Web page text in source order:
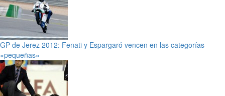
GP de Jerez 2012: Fenati y Espargaró vencen en las categorías
«pequeñas»